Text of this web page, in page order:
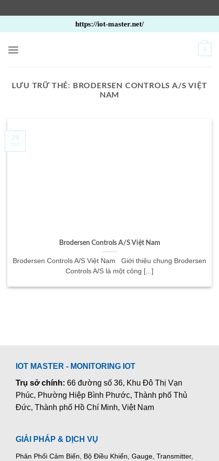
qua
nội
https://iot-master.net/
0
LƯU TRỮ THẺ:
BRODERSEN CONTROLS A/S VIỆT
NAM
Brodersen Controls A/S Việt Nam
Brodersen Controls A/S Việt Nam Giới thiệu chung Brodersen
Controls A/S là một công [...]
28
Th5
IOT MASTER - MONITORING IOT
Trụ sở chính:66 đường số 36, Khu Đô Thị Vạn
Phúc, Phường Hiệp Bình Phước, Thành phố Thủ
Đức, Thành phố Hồ Chí Minh, Việt Nam
GIẢI PHÁP & DỊCH VỤ
Phân Phối Cảm Biến, Bộ Điều Khiển, Gauge, Transmitter,